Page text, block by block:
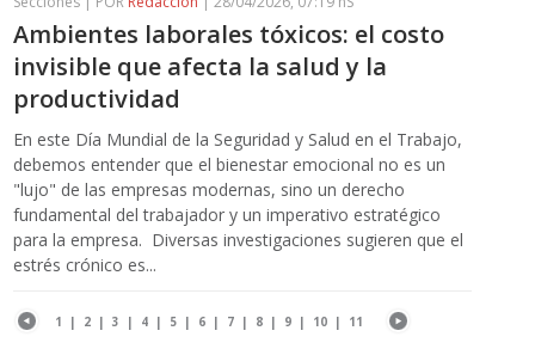
Ambientes laborales tóxicos: el costo
invisible que afecta la salud y la
productividad
En este Día Mundial de la Seguridad y Salud en el Trabajo,
debemos entender que el bienestar emocional no es un
"lujo" de las empresas modernas, sino un derecho
fundamental del trabajador y un imperativo estratégico
para la empresa. Diversas investigaciones sugieren que el
estrés crónico es...
1 | 2 |3 | 4 | 5 | 6 | 7 | 8 | 9 | 10 | 11